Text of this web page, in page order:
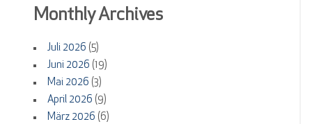
Monthly Archives
Juli 2026 (5)
Juni 2026 (19)
Mai 2026 (3)
April 2026 (9)
März 2026 (6)